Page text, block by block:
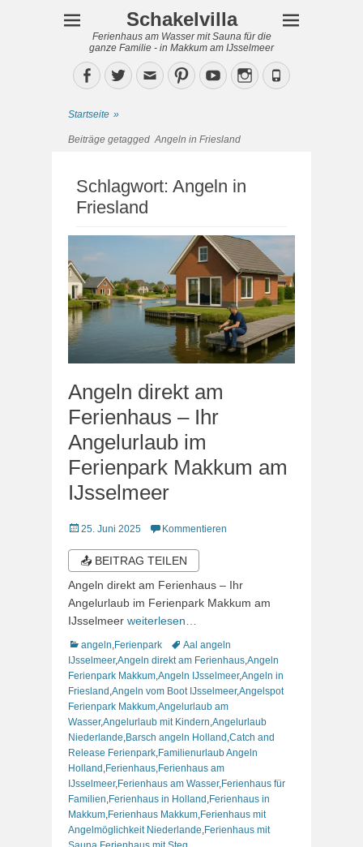
Schakelvilla
Ferienhaus am Wasser mit Sauna für die
ganze Familie - in Makkum am IJsselmeer
Facebook
TwitterEmailPinterestYouTubeInstagram
Phone
Startseite »
Beiträge getaggedAngeln in Friesland
Schlagwort: Angeln in
Friesland
Angeln direkt am
Ferienhaus – Ihr
Angelurlaub im
Ferienpark Makkum am
IJsselmeer
Veröffentlicht
25. Juni 2025 Kommentieren
📤 BEITRAG TEILEN
Angeln direkt am Ferienhaus – Ihr
Angelurlaub im Ferienpark Makkum am
IJsselmeer weiterlesen…
Kategorien
angeln Ferienpark Schlagworte
Aal angeln
IJsselmeer,Angeln direkt am Ferienhaus Angeln
Ferienpark Makkum Angeln IJsselmeer,Angeln in
Friesland Angeln vom Boot IJsselmeer,Angelspot
Ferienpark Makkum Angelurlaub am
Wasser,Angelurlaub mit Kindern Angelurlaub
Niederlande Barsch angeln Holland Catch and
Release Ferienpark Familienurlaub Angeln
Holland Ferienhaus Ferienhaus am
IJsselmeer, Ferienhaus am Wasser, Ferienhaus für
Familien Ferienhaus in Holland Ferienhaus in
Makkum Ferienhaus Makkum Ferienhaus mit
Angelmöglichkeit Niederlande Ferienhaus mit